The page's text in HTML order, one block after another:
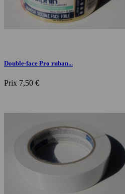
Double-face Pro ruban...
Prix 7,50 €